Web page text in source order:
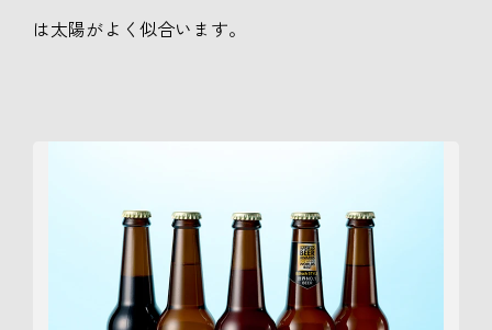
は太陽がよく似合います。